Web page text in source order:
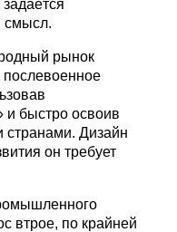
смысл.
рынок
и быстро освоив
странами. Дизайн
он требует
втрое, по крайней